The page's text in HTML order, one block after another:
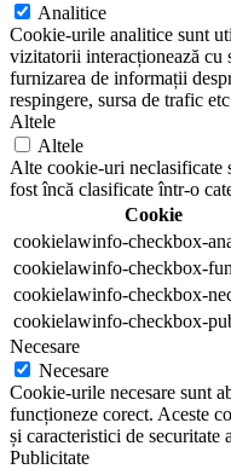
Analitice
Cookie-urile analitice sunt
vizitatorii interacționează cu
furnizarea de informații
respingere, sursa de trafic
Altele
Altele
Alte cookie-uri neclasificate
fost încă clasificate într-o
Cookie
cookielawinfo-checkbox-
cookielawinfo-checkbox-
cookielawinfo-checkbox-
cookielawinfo-checkbox-
Necesare
Necesare
Cookie-urile necesare sunt
funcționeze corect. Aceste
și caracteristici de
Publicitate